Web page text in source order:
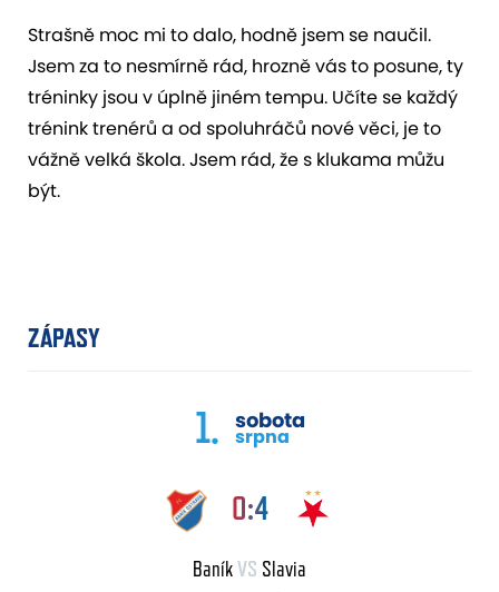
Strašně moc mi to dalo, hodně jsem se naučil.
Jsem za to nesmírně rád, hrozně vás to posune, ty
tréninky jsou v úplně jiném tempu. Učíte se každý
trénink trenérů a od spoluhráčů nové věci, je to
vážně velká škola. Jsem rád, že s klukama můžu
být.
ZÁPASY
1. sobota
srpna
0:4
BaníkVS Slavia